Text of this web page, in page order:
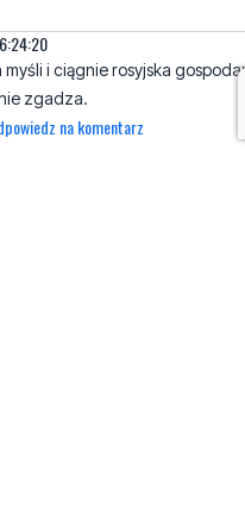
i ciągnie rosyjska
zgadza.
na komentarz